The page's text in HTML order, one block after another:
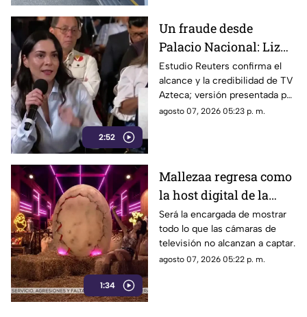
2:52
Un fraude desde
Palacio Nacional: Liz
Vilchis intentó
desvirtuar estudio de
Reuters sobre la
credibilidad de TV
Estudio Reuters confirma el
alcance y la credibilidad de TV
Azteca; versión presentada por
Liz Vilchis fue cuestionada al
agosto 07, 2026 05:23 p. m.
1:34
Mallezaa regresa como
la host digital de la
segunda temporada de
La Granja VIP
Será la encargada de mostrar
todo lo que las cámaras de
televisión no alcanzan a captar.
agosto 07, 2026 05:22 p. m.